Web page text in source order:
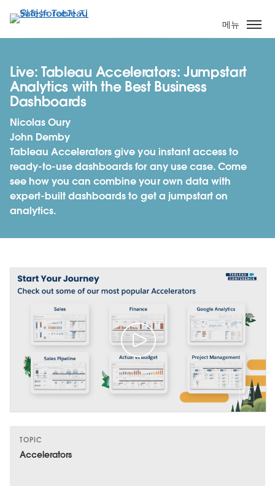
요
콘
건
기
메뉴
Live: Tableau Accelerators: Jumpstart
Analytics with the Best Business
Dashboards
Nicolas Oury
John Demby
Tableau Accelerators give you instant access to
ready-to-use dashboards for any use case. Come
see how you can combine your own data with
expert-built dashboards to get a jumpstart on
analytics.
TOPIC
Accelerators